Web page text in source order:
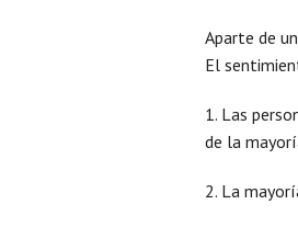
Aparte de
El
1. Las
de la
2. La